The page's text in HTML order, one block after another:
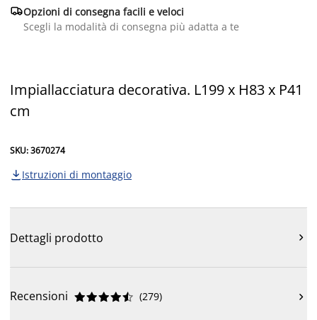
Opzioni di consegna facili e veloci
Scegli la modalità di consegna più adatta a te
Impiallacciatura decorativa. L199 x H83 x P41
cm
SKU: 3670274
 Istruzioni di montaggio
Dettagli prodotto 
Recensioni 




 (279) 